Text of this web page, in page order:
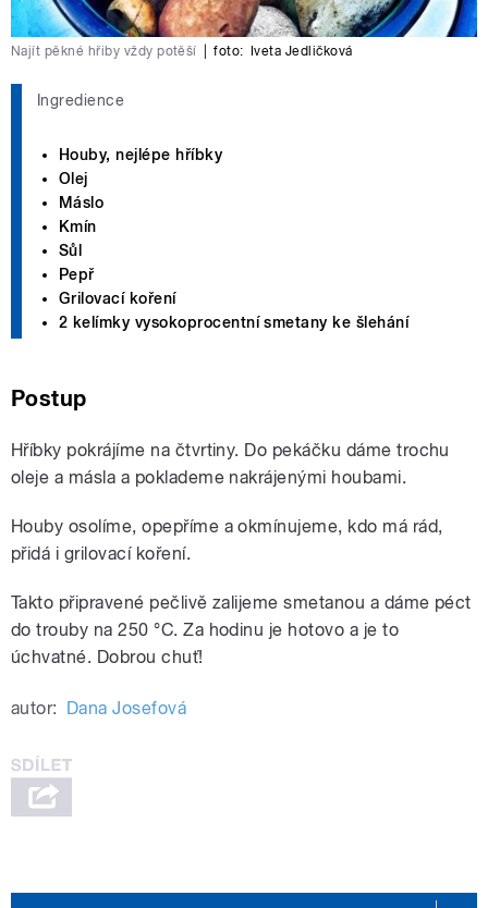
Najít pěkné hřiby vždy potěší foto: Iveta Jedličková
Ingredience
Houby, nejlépe hříbky
Olej
Máslo
Kmín
Sůl
Pepř
Grilovací koření
2 kelímky vysokoprocentní smetany ke šlehání
Postup
Hříbky pokrájíme na čtvrtiny. Do pekáčku dáme trochu
oleje a másla a poklademe nakrájenými houbami.
Houby osolíme, opepříme a okmínujeme, kdo má rád,
přidá i grilovací koření.
Takto připravené pečlivě zalijeme smetanou a dáme péct
do trouby na 250 °C. Za hodinu je hotovo a je to
úchvatné. Dobrou chuť!
autor: Dana Josefová